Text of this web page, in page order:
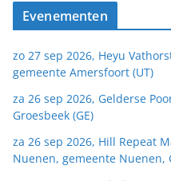
Evenementen
zo 27 sep 2026, Heyu
gemeente Amersfoort (UT)
za 26 sep 2026, Gelderse
Groesbeek (GE)
za 26 sep 2026, Hill Repeat
Nuenen, gemeente Nuenen,